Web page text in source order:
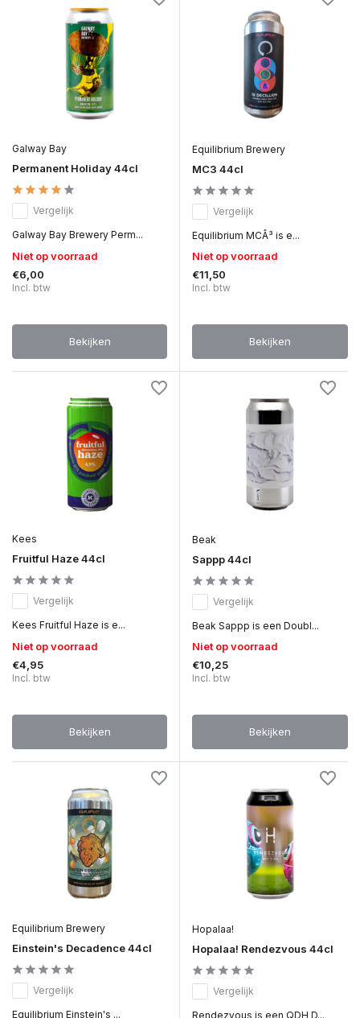
Galway Bay
Permanent Holiday 44cl
Vergelijk
Galway Bay Brewery Perm...
Niet op voorraad
€6,00
Incl. btw
Bekijken
Equilibrium Brewery
MC3 44cl
Vergelijk
Equilibrium MCÂ³ is e...
Niet op voorraad
€11,50
Incl. btw
Bekijken
Kees
Fruitful Haze 44cl
Vergelijk
Kees Fruitful Haze is e...
Niet op voorraad
€4,95
Incl. btw
Bekijken
Beak
Sappp 44cl
Vergelijk
Beak Sappp is een Doubl...
Niet op voorraad
€10,25
Incl. btw
Bekijken
Equilibrium Brewery
Einstein's Decadence 44cl
Vergelijk
Equilibrium Einstein's ...
Hopalaa!
Hopalaa! Rendezvous 44cl
Vergelijk
Rendezvous is een QDH D...